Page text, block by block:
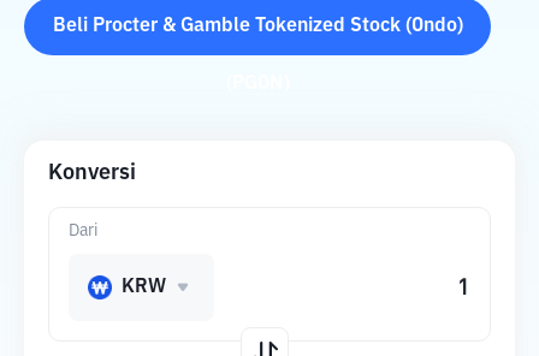
Beli Procter & Gamble Tokenized Stock (Ondo)
Konversi
Dari
KRW